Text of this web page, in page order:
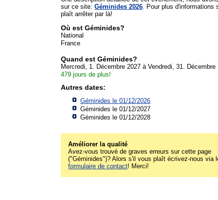
sur ce site: Géminides 2026 . Pour plus d'informations
plaît arrêter par là!
Où est Géminides?
National
France
Quand est Géminides?
Mercredi, 1. Décembre 2027 à Vendredi, 31. Décembre
479 jours de plus!
Autres dates:
Géminides le 01/12/2026
Géminides le 01/12/2027
Géminides le 01/12/2028
Améliorer la qualité
Avez-vous trouvé de graves erreurs sur cette page
("Géminides")? Alors s'il vous plaît écrivez-nous via
formulaire de contact! Merci!